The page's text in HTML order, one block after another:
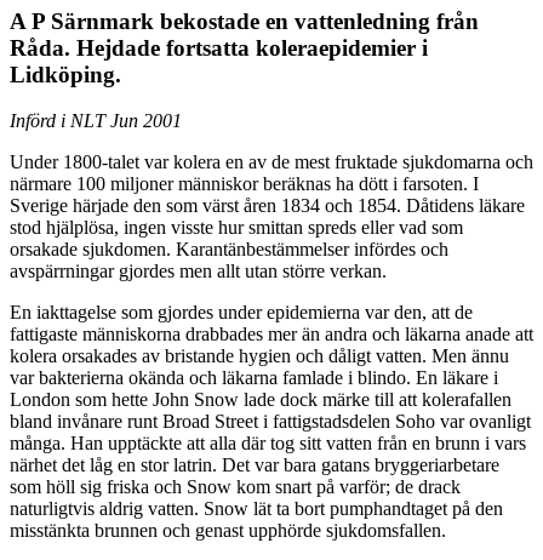
A P Särnmark bekostade en vattenledning från
Råda. Hejdade fortsatta koleraepidemier i
Lidköping.
Införd i NLT Jun 2001
Under 1800-talet var kolera en av de mest fruktade sjukdomarna och
närmare 100 miljoner människor beräknas ha dött i farsoten. I
Sverige härjade den som värst åren 1834 och 1854. Dåtidens läkare
stod hjälplösa, ingen visste hur smittan spreds eller vad som
orsakade sjukdomen. Karantänbestämmelser infördes och
avspärrningar gjordes men allt utan större verkan.
En iakttagelse som gjordes under epidemierna var den, att de
fattigaste människorna drabbades mer än andra och läkarna anade att
kolera orsakades av bristande hygien och dåligt vatten. Men ännu
var bakterierna okända och läkarna famlade i blindo. En läkare i
London som hette John Snow lade dock märke till att kolerafallen
bland invånare runt Broad Street i fattigstadsdelen Soho var ovanligt
många. Han upptäckte att alla där tog sitt vatten från en brunn i vars
närhet det låg en stor latrin. Det var bara gatans bryggeriarbetare
som höll sig friska och Snow kom snart på varför; de drack
naturligtvis aldrig vatten. Snow lät ta bort pumphandtaget på den
misstänkta brunnen och genast upphörde sjukdomsfallen.